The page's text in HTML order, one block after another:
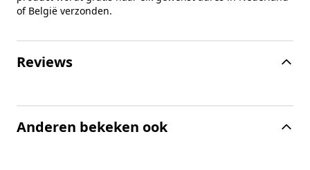
of België verzonden.
Reviews
Anderen bekeken ook